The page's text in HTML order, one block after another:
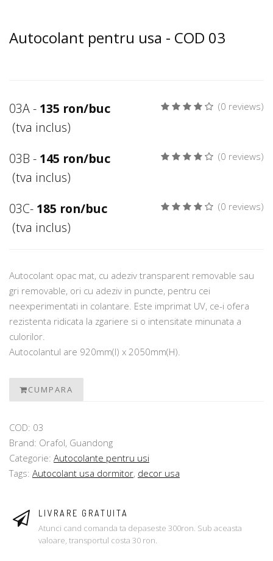
Autocolant pentru usa - COD 03
03A - 135 ron/buc
(tva inclus)
(0 reviews)
03B - 145 ron/buc
(tva inclus)
(0 reviews)
03C- 185 ron/buc
(tva inclus)
(0 reviews)
Autocolant opac mat, cu adeziv transparent removable sau
gri removable, ori cu adeziv in puncte, pentru cei
neexperimentati in colantare. Este imprimat UV, ce-i ofera
rezistenta ridicata la zgariere si o intensitate minunata a
culorilor.
Autocolantul are 920mm(l) x 2050mm(H).
CUMPARA
COD: 03
Brand: Orafol, Guandong
Categorie: Autocolante pentru usi
Tags: Autocolant usa dormitor, decor usa
LIVRARE GRATUITA
Atunci cand comanda ta depaseste 300ron. Sub aceasta
valoare, transportul costa 30 ron.